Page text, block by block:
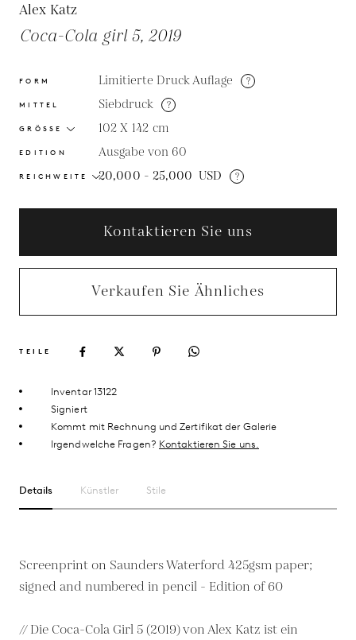
Alex Katz
Coca-Cola girl 5, 2019
FORM Limitierte Druck Auflage ?
MITTEL Siebdruck ?
GRÖSSE 102 X 142 cm
EDITION Ausgabe von 60
REICHWEITE 20,000 - 25,000 USD ?
Kontaktieren Sie uns
Verkaufen Sie Ähnliches
TEILE
Inventar 13122
Signiert
Kommt mit Rechnung und Zertifikat der Galerie
Irgendwelche Fragen? Kontaktieren Sie uns.
Details Künstler Stile
Screenprint on Saunders Waterford 425gsm paper;
signed and numbered in pencil - Edition of 60
// Die Coca-Cola Girl 5 (2019) von Alex Katz ist ein